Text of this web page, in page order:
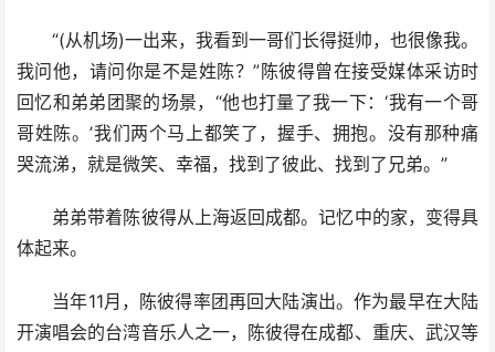
“(从机场)一出来，我看到一哥们长得挺帅，也很像我。
我问他，请问你是不是姓陈？”陈彼得曾在接受媒体采访时
回忆和弟弟团聚的场景，“他也打量了我一下：‘我有一个哥
哥姓陈。’我们两个马上都笑了，握手、拥抱。没有那种痛
哭流涕，就是微笑、幸福，找到了彼此、找到了兄弟。”
弟弟带着陈彼得从上海返回成都。记忆中的家，变得具
体起来。
当年11月，陈彼得率团再回大陆演出。作为最早在大陆
开演唱会的台湾音乐人之一，陈彼得在成都、重庆、武汉等